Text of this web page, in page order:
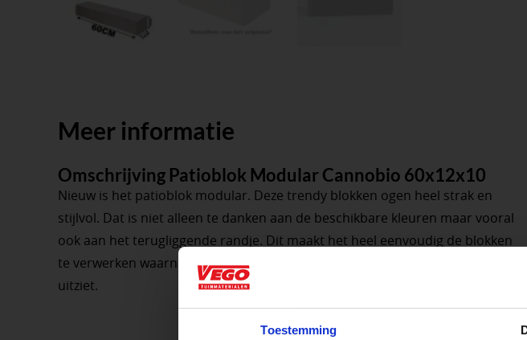
Toestemming
Meer informatie
Omschrijving Patioblok Modular Cannobio 60x12x10
Nieuw is het patioblok modular. Deze trendy blokken ogen heel strak en
stijlvol. Dat is niet alleen te danken aan de beschikbare kleuren maar vooral
ook aan het terugliggende randje. Dit maakt het heel eenvoudig de blokken
te verwerken waarna het geheel er ook nog eens extra verzorgd en fraai
uitziet.
Aangepaste openingstijden